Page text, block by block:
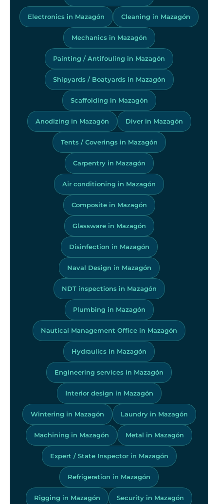
Electronics in Mazagón Cleaning in Mazagón
Mechanics in Mazagón
Painting / Antifouling in Mazagón
Shipyards / Boatyards in Mazagón
Scaffolding in Mazagón
Anodizing in Mazagón Diver in Mazagón
Tents / Coverings in Mazagón
Carpentry in Mazagón
Air conditioning in Mazagón
Composite in Mazagón
Glassware in Mazagón
Disinfection in Mazagón
Naval Design in Mazagón
NDT inspections in Mazagón
Plumbing in Mazagón
Nautical Management Office in Mazagón
Hydraulics in Mazagón
Engineering services in Mazagón
Interior design in Mazagón
Wintering in Mazagón Laundry in Mazagón
Machining in Mazagón Metal in Mazagón
Expert / State Inspector in Mazagón
Refrigeration in Mazagón
Rigging in Mazagón Security in Mazagón